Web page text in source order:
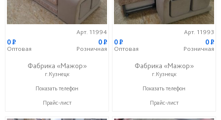
Арт. 11994
0P
Оптовая
0P
Розничная
Фабрика «Мажор»
г.Кузнецк
+7 (999) 611-98-99
Показать телефон
Прайс-лист
Арт. 11993
0P
Оптовая
0P
Розничная
Фабрика «Мажор»
г.Кузнецк
+7 (999) 611-98-99
Показать телефон
Прайс-лист